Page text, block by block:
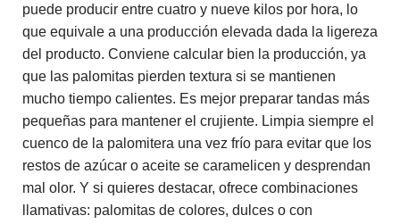
puede producir entre cuatro y nueve kilos por hora, lo
que equivale a una producción elevada dada la ligereza
del producto. Conviene calcular bien la producción, ya
que las palomitas pierden textura si se mantienen
mucho tiempo calientes. Es mejor preparar tandas más
pequeñas para mantener el crujiente. Limpia siempre el
cuenco de la palomitera una vez frío para evitar que los
restos de azúcar o aceite se caramelicen y desprendan
mal olor. Y si quieres destacar, ofrece combinaciones
llamativas: palomitas de colores, dulces o con